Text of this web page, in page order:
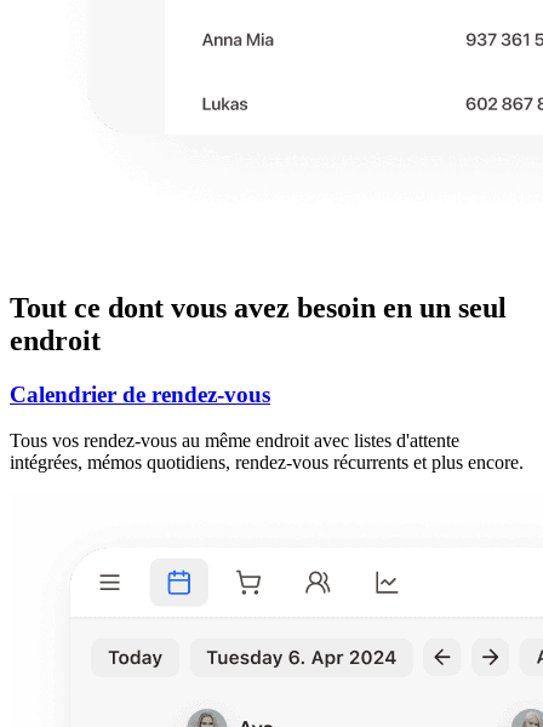
Tout ce dont vous avez besoin en un seul
endroit
Calendrier de rendez-vous
Tous vos rendez-vous au même endroit avec listes d'attente
intégrées, mémos quotidiens, rendez-vous récurrents et plus encore.